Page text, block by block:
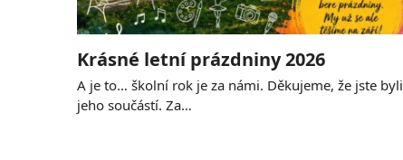
Krásné letní prázdniny 2026
A je to… školní rok je za námi. Děkujeme, že jste byli
jeho součástí. Za…